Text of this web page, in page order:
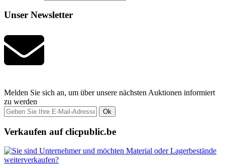
Unser Newsletter
Melden Sie sich an, um über unsere nächsten Auktionen informiert
zu werden
Ok
Verkaufen auf clicpublic.be